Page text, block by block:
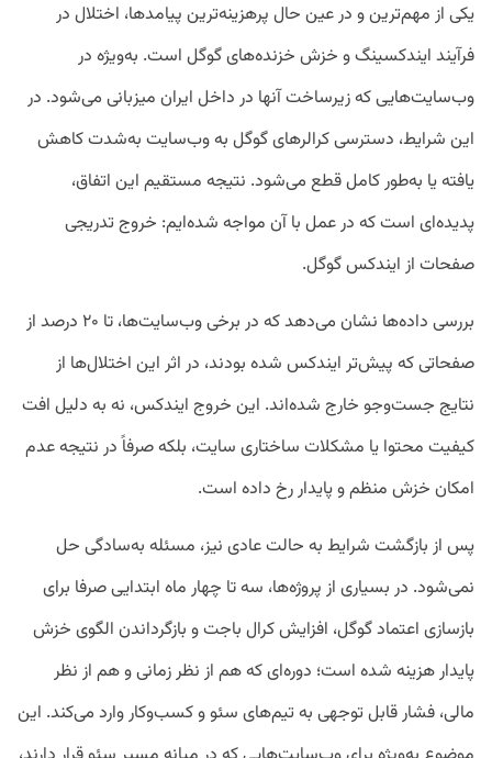
یکی از مهم‌ترین و در عین حال پرهزینه‌ترین پیامدها، اختلال در
فرآیند ایندکسینگ و خزش خزنده‌های گوگل است. به‌ویژه در
وب‌سایت‌هایی که زیرساخت آنها در داخل ایران میزبانی می‌شود. در
این شرایط، دسترسی کرالرهای گوگل به وب‌سایت به‌شدت کاهش
یافته یا به‌طور کامل قطع می‌شود. نتیجه مستقیم این اتفاق،
پدیده‌ای است که در عمل با آن مواجه شده‌ایم: خروج تدریجی
صفحات از ایندکس گوگل.
بررسی داده‌ها نشان می‌دهد که در برخی وب‌سایت‌ها، تا ۲۰ درصد از
صفحاتی که پیش‌تر ایندکس شده بودند، در اثر این اختلال‌ها از
نتایج جست‌وجو خارج شده‌اند. این خروج ایندکس، نه به دلیل افت
کیفیت محتوا یا مشکلات ساختاری سایت، بلکه صرفاً در نتیجه عدم
امکان خزش منظم و پایدار رخ داده است.
پس از بازگشت شرایط به حالت عادی نیز، مسئله به‌سادگی حل
نمی‌شود. در بسیاری از پروژه‌ها، سه تا چهار ماه ابتدایی صرفا برای
بازسازی اعتماد گوگل، افزایش کرال باجت و بازگرداندن الگوی خزش
پایدار هزینه شده است؛ دوره‌ای که هم از نظر زمانی و هم از نظر
مالی، فشار قابل توجهی به تیم‌های سئو و کسب‌وکار وارد می‌کند. این